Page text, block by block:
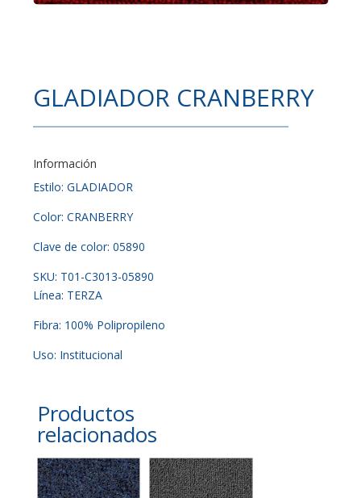
GLADIADOR CRANBERRY
Información
Estilo: GLADIADOR
Color: CRANBERRY
Clave de color: 05890
SKU: T01-C3013-05890
Línea: TERZA
Fibra: 100% Polipropileno
Uso: Institucional
Productos
relacionados